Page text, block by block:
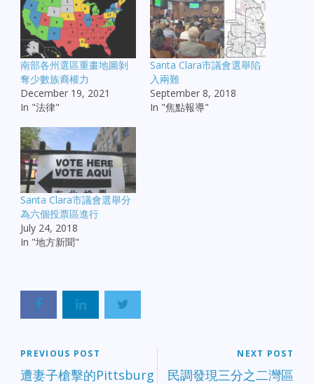
南部各州選區重畫地圖剝
奪少數族裔權力
December 19, 2021
In "法律"
Santa Clara市議會選舉陷
入兩難
September 8, 2018
In "焦點報導"
Santa Clara市議會選舉分
為六個投票區進行
July 24, 2018
In "地方新聞"
PREVIOUS POST
遭妻子槍擊的Pittsburg
NEXT POST
民調發現三分之二灣區